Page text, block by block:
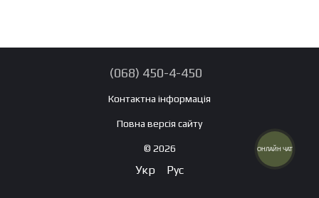
(068) 450-4-450
Контактна інформація
Повна версія сайту
© 2026
Укр Рус
ОНЛАЙН ЧАТ